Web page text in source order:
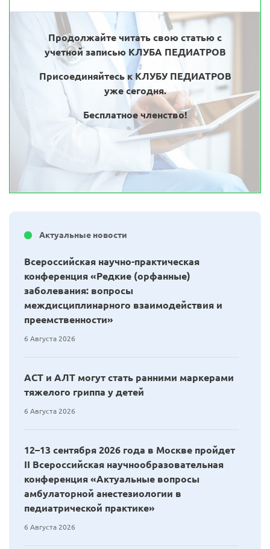
Продолжайте читать свою статью с
учетной записью КЛУБА ПЕДИАТРОВ
Присоединяйтесь к КЛУБУ ПЕДИАТРОВ
уже сегодня.
Бесплатное членство!
Актуальные новости
Всероссийская научно-практическая
конференция «Редкие (орфанные)
заболевания: вопросы
междисциплинарного взаимодействия и
преемственности»
6 Августа 2026
АСТ и АЛТ могут стать ранними маркерами
тяжелого гриппа у детей
6 Августа 2026
12–13 сентября 2026 года в Москве пройдет
II Всероссийская научнообразовательная
конференция «Актуальные вопросы
амбулаторной анестезиологии в
педиатрической практике»
6 Августа 2026